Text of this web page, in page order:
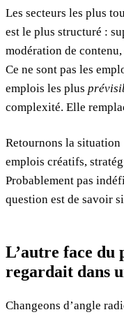
Les secteurs les plus
est le plus structuré :
modération de
Ce ne sont pas les
emplois les plus
complexité. Elle
Retournons la situation
emplois créatifs,
Probablement pas
question est de savoir
L’autre face du
regardait dans
Changeons d’angle